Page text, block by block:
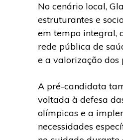
No cenário local,
estruturantes e
em tempo integral,
rede pública de
e a valorização dos
A pré-candidata
voltada à defesa
olímpicas e a
necessidades